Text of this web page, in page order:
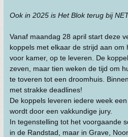
Ook in 2025 is Het Blok terug bij
Vanaf maandag 28 april start deze
koppels met elkaar de strijd aan om
voor kamer, op te leveren. De
zeven, maar tien weken de tijd om
te toveren tot een droomhuis.
met strakke deadlines!
De koppels leveren iedere week
wordt door een vakkundige jury.
In tegenstelling tot het voorgaande
in de Randstad, maar in Grave,